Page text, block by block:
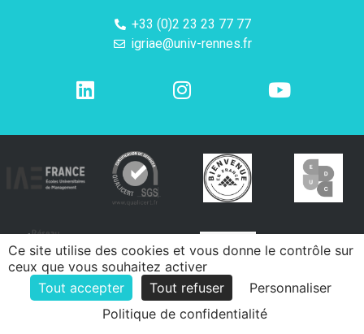
+33 (0)2 23 23 77 77
igriae@univ-rennes.fr
Mentions légalesPolitique de confidentialité
Ce site utilise des cookies et vous donne le contrôle sur
ceux que vous souhaitez activer
Tout accepter
Tout refuser
Personnaliser
Politique de confidentialité